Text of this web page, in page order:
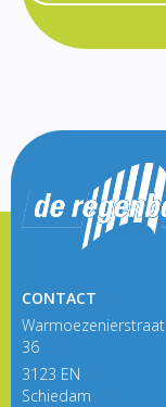
CONTACT
Warmoezenierstraat
36
3123 EN
Schiedam